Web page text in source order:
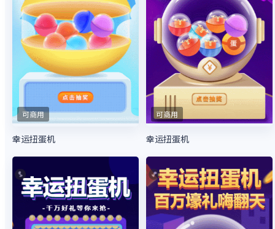
可商用
幸运扭蛋机
可商用
幸运扭蛋机